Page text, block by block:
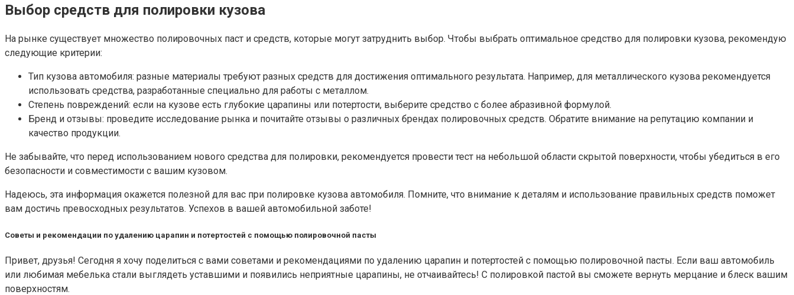
Выбор средств для полировки кузова
На рынке существует множество полировочных паст и средств, которые могут затруднить выбор. Чтобы выбрать оптимальное средство для полировки кузова, рекомендую
следующие критерии:
Тип кузова автомобиля: разные материалы требуют разных средств для достижения оптимального результата. Например, для металлического кузова рекомендуется
использовать средства, разработанные специально для работы с металлом.
Степень повреждений: если на кузове есть глубокие царапины или потертости, выберите средство с более абразивной формулой.
Бренд и отзывы: проведите исследование рынка и почитайте отзывы о различных брендах полировочных средств. Обратите внимание на репутацию компании и
качество продукции.
Не забывайте, что перед использованием нового средства для полировки, рекомендуется провести тест на небольшой области скрытой поверхности, чтобы убедиться в его
безопасности и совместимости с вашим кузовом.
Надеюсь, эта информация окажется полезной для вас при полировке кузова автомобиля. Помните, что внимание к деталям и использование правильных средств поможет
вам достичь превосходных результатов. Успехов в вашей автомобильной заботе!
Советы и рекомендации по удалению царапин и потертостей с помощью полировочной пасты
Привет, друзья! Сегодня я хочу поделиться с вами советами и рекомендациями по удалению царапин и потертостей с помощью полировочной пасты. Если ваш автомобиль
или любимая мебелька стали выглядеть уставшими и появились неприятные царапины, не отчаивайтесь! С полировкой пастой вы сможете вернуть мерцание и блеск вашим
поверхностям.